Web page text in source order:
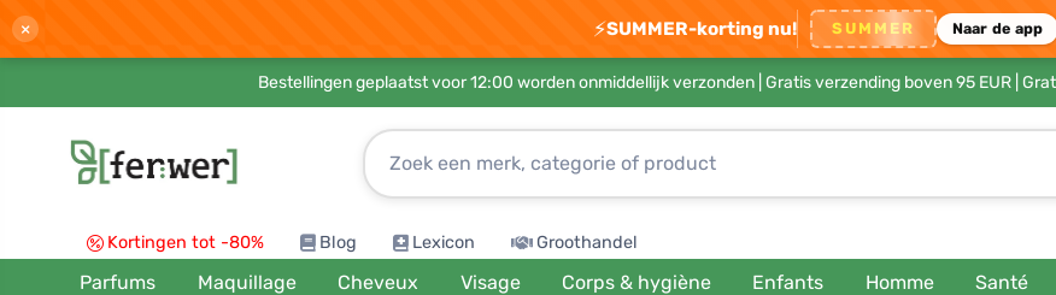
× ⚡SUMMER-korting nu! SUMMER Naar de app
Bestellingen geplaatst voor 12:00 worden onmiddellijk verzonden | Gratis verzending boven 95 EUR|
Kortingen tot -80% Blog Lexicon Groothandel
Parfums Maquillage Cheveux Visage Corps & hygiène Enfants Homme Santé